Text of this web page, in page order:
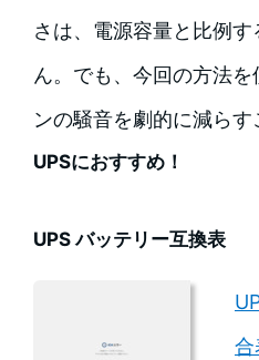
さは、電源容量と比例
ん。でも、今回の方法
ンの騒音を劇的に減らす
UPSにおすすめ！
UPS バッテリー互換表
合